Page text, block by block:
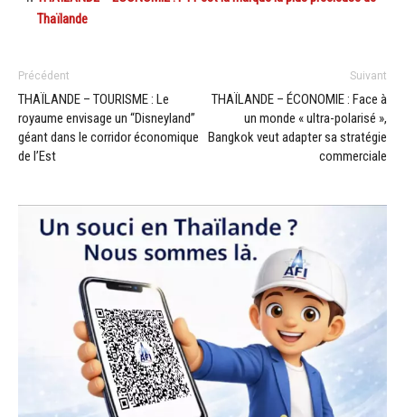
Thaïlande
Précédent
THAÏLANDE – TOURISME : Le
royaume envisage un “Disneyland”
géant dans le corridor économique
de l’Est
Suivant
THAÏLANDE – ÉCONOMIE : Face à
un monde « ultra-polarisé »,
Bangkok veut adapter sa stratégie
commerciale